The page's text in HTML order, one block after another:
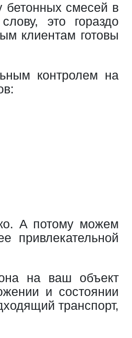
бетонных смесей в
это гораздо
клиентам готовы
контролем на
А потому можем
привлекательной
на ваш объект
и состоянии
транспорт,